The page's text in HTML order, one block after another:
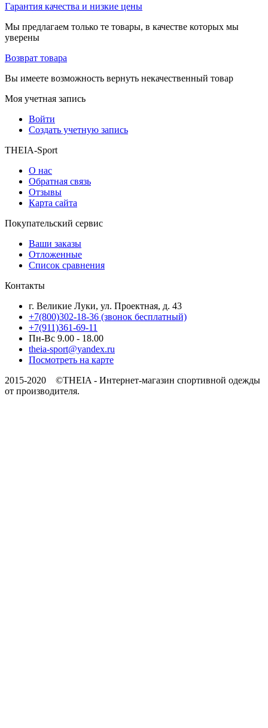
Гарантия качества и низкие цены
Мы предлагаем только те товары, в качестве которых мы
уверены
Возврат товара
Вы имеете возможность вернуть некачественный товар
Моя учетная запись
Войти
Создать учетную запись
THEIA-Sport
О нас
Обратная связь
Отзывы
Карта сайта
Покупательский сервис
Ваши заказы
Отложенные
Список сравнения
Контакты
г. Великие Луки, ул. Проектная, д. 43
+7(800)302-18-36 (звонок бесплатный)
+7(911)361-69-11
Пн-Вс 9.00 - 18.00
theia-sport@yandex.ru
Посмотреть на карте
2015-2020 ©THEIA - Интернет-магазин спортивной одежды
от производителя.